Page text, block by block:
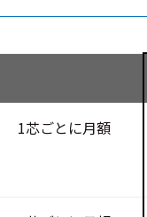
1芯ごとに月額